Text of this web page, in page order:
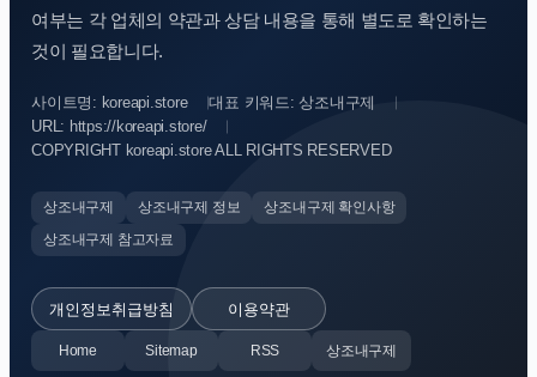
여부는 각 업체의 약관과 상담 내용을 통해 별도로 확인하는
것이 필요합니다.
사이트명: koreapi.store
대표 키워드: 상조내구제
URL: https://koreapi.store/
COPYRIGHT koreapi.store ALL RIGHTS RESERVED
상조내구제 상조내구제 정보
상조내구제 확인사항
상조내구제 참고자료
개인정보취급방침 이용약관
Home Sitemap RSS 상조내구제